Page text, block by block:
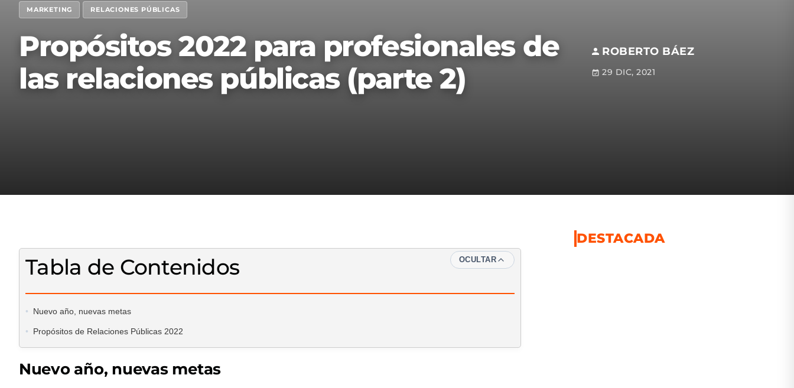
MARKETING RELACIONES PÚBLICAS
Propósitos 2022 para profesionales de
las relaciones públicas (parte 2)
ROBERTO BÁEZ
29 DIC, 2021
Tabla de Contenidos OCULTAR
Nuevo año, nuevas metas
Propósitos de Relaciones Públicas 2022
Nuevo año, nuevas metas
DESTACADA